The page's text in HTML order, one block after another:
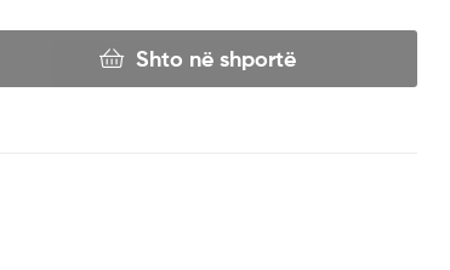
Shto në shportë